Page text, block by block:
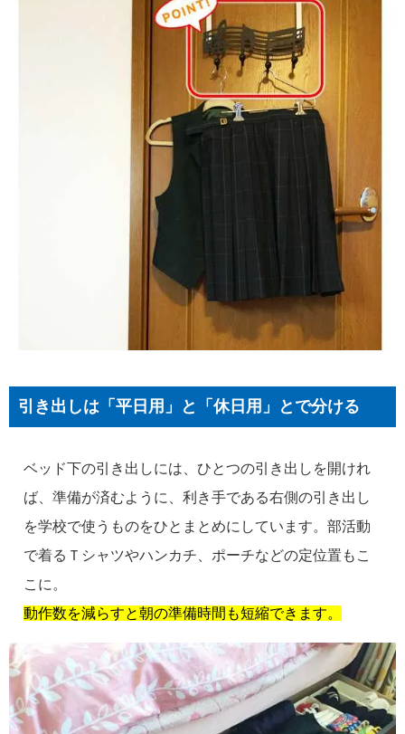
引き出しは「平日用」と「休日用」とで分ける
ベッド下の引き出しには、ひとつの引き出しを開けれ
ば、準備が済むように、利き手である右側の引き出し
を学校で使うものをひとまとめにしています。部活動
で着るＴシャツやハンカチ、ポーチなどの定位置もこ
こに。
動作数を減らすと朝の準備時間も短縮できます。